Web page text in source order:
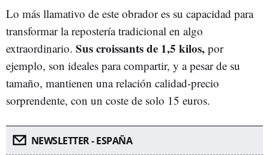
Lo más llamativo de este obrador es su capacidad para
transformar la repostería tradicional en algo
extraordinario. Sus croissants de 1,5 kilos, por
ejemplo, son ideales para compartir, y a pesar de su
tamaño, mantienen una relación calidad-precio
sorprendente, con un coste de solo 15 euros.
NEWSLETTER - ESPAÑA